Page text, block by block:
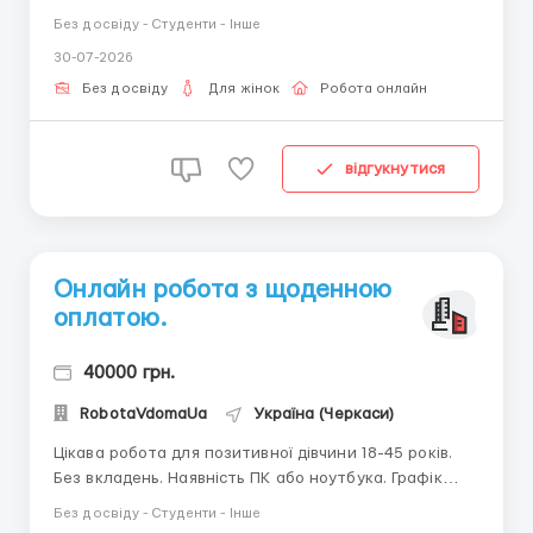
компанії. Працювати можна в будь-який час доби.
Детальніше ПИШІТЬ в telegram +38(068) 584-84-08
Без досвіду - Студенти - Інше
30-07-2026
Без досвіду Для жінок Робота онлайн
відгукнутися
Онлайн робота з щоденною
оплатою.
40000 грн.
RobotaVdomaUa Україна (Черкаси)
Цікава робота для позитивної дівчини 18-45 років.
Без вкладень. Наявність ПК або ноутбука. Графік
Без досвіду - Студенти - Інше